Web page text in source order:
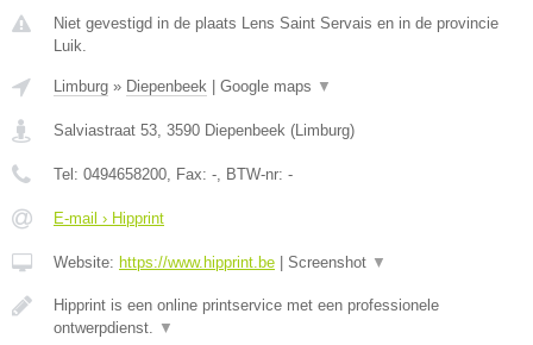
Niet gevestigd in de plaats Lens Saint Servais en in de provincie
Luik.
Limburg » Diepenbeek | Google maps ▼
Salviastraat 53 3590 Diepenbeek (Limburg)
Tel: 0494658200 , Fax: - , BTW-nr: -
E-mail › Hipprint
Website: https://www.hipprint.be | Screenshot ▼
Hipprint is een online printservice met een professionele
ontwerpdienst.
▼